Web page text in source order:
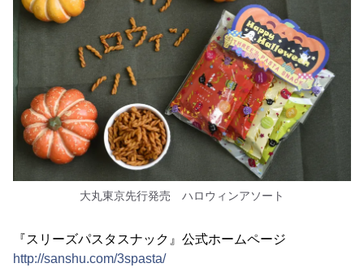
大丸東京先行発売 ハロウィンアソート
『スリーズパスタスナック』公式ホームページ
http://sanshu.com/3spasta/